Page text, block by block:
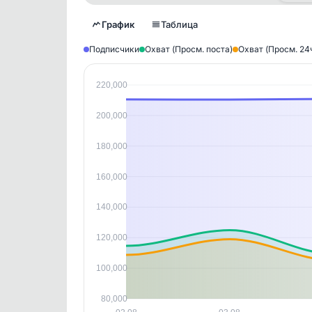
График Таблица
Подписчики Охват (Просм. поста) Охват (Просм.
220,000
200,000
180,000
160,000
140,000
120,000
100,000
80,000